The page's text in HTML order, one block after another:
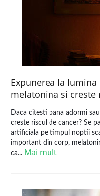
Expunerea la
melatonina si creste
Daca citesti pana adormi
creste riscul de cancer? Se
artificiala pe timpul noptii
important din corp,
ca... Mai mult